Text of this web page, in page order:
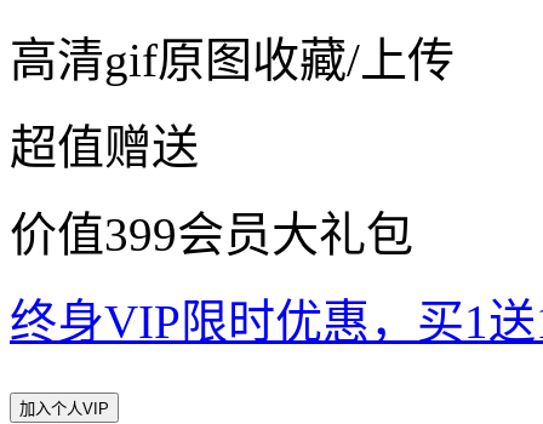
高清gif原图收藏/上传
超值赠送
价值399会员大礼包
终身VIP限时优惠，买1
加入个人VIP